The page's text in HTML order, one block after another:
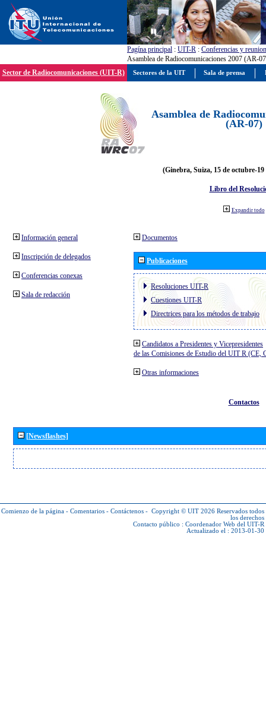
Pagína principal : UIT-R : Conferencias y
Asamblea de Radiocomunicaciones 2007 (AR-
Sector de Radiocomunicaciones (UIT-R)
Asamblea de
(AR-07)
(Ginebra, Suiza, 15 de octubre-19
Libro del
Expandir todo
Información general
Inscripción de delegados
Conferencias conexas
Sala de redacción
Documentos
Publicaciones
Resoluciones UIT-R
Cuestiones UIT-R
Directrices para los métodos de trabajo
Candidatos a Presidentes y Vicepresidentes
de las Comisiones de Estudio del UIT R (CE,
Otras informaciones
Contactos
[Newsflashes]
Comienzo de la página - Comentarios - Contáctenos - Copyright © UIT 2026 Reservados todos
los derechos
Contacto público : Coordenador Web del UIT-R
Actualizado el : 2013-01-30
Sectores de la UIT Sala de prensa